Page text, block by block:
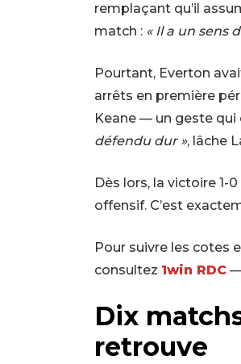
remplaçant qu’il
match : « Il a un sens
Pourtant, Everton
arrêts en première
Keane — un geste qui
défendu dur », lâche
Dès lors, la victoire
offensif. C’est
Pour suivre les cotes
consultez 1win RDC —
Dix
retrouve